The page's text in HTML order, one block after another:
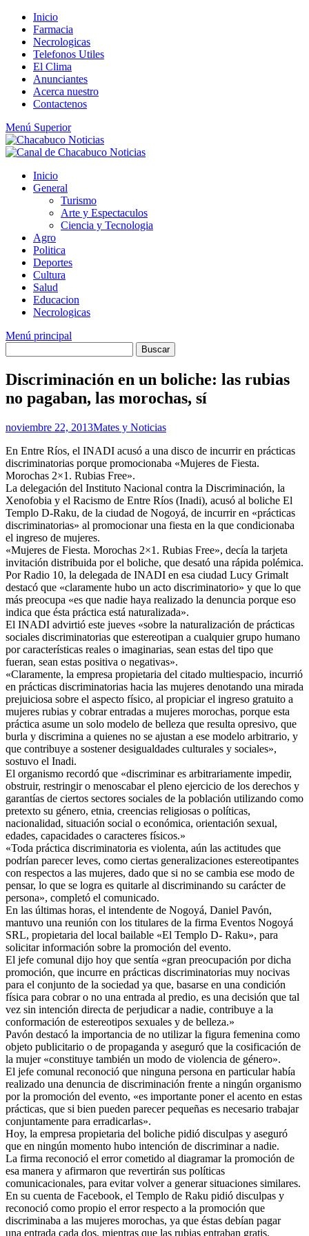
Saltar
contenido
Inicio
Farmacia
Necrologicas
Telefonos Utiles
El Clima
Anunciantes
Acerca nuestro
Contactenos
Menú Superior
Inicio
General
Turismo
Arte y Espectaculos
Ciencia y Tecnologia
Agro
Politica
Deportes
Cultura
Salud
Educacion
Necrologicas
Menú principal
Discriminación en un boliche: las rubias
no pagaban, las morochas, sí
noviembre 22, 2013Mates y Noticias
En Entre Ríos, el INADI acusó a una disco de incurrir en prácticas
discriminatorias porque promocionaba «Mujeres de Fiesta.
Morochas 2×1. Rubias Free».
La delegación del Instituto Nacional contra la Discriminación, la
Xenofobia y el Racismo de Entre Ríos (Inadi), acusó al boliche El
Templo D-Raku, de la ciudad de Nogoyá, de incurrir en «prácticas
discriminatorias» al promocionar una fiesta en la que condicionaba
el ingreso de mujeres.
«Mujeres de Fiesta. Morochas 2×1. Rubias Free», decía la tarjeta
invitación distribuida por el boliche, que desató una rápida polémica.
Por Radio 10, la delegada de INADI en esa ciudad Lucy Grimalt
destacó que «claramente hubo un acto discriminatorio» y que lo que
más preocupa «es que nadie haya realizado la denuncia porque eso
indica que ésta práctica está naturalizada».
El INADI advirtió este jueves «sobre la naturalización de prácticas
sociales discriminatorias que estereotipan a cualquier grupo humano
por características reales o imaginarias, sean estas del tipo que
fueran, sean estas positiva o negativas».
«Claramente, la empresa propietaria del citado multiespacio, incurrió
en prácticas discriminatorias hacia las mujeres denotando una mirada
prejuiciosa sobre el aspecto físico, al propiciar el ingreso gratuito a
mujeres rubias y cobrar entradas a mujeres morochas, porque esta
práctica asume un solo modelo de belleza que resulta opresivo, que
burla y discrimina a quienes no se ajustan a ese modelo arbitrario, y
que contribuye a sostener desigualdades culturales y sociales»,
sostuvo el Inadi.
El organismo recordó que «discriminar es arbitrariamente impedir,
obstruir, restringir o menoscabar el pleno ejercicio de los derechos y
garantías de ciertos sectores sociales de la población utilizando como
pretexto su género, etnia, creencias religiosas o políticas,
nacionalidad, situación social o económica, orientación sexual,
edades, capacidades o caracteres físicos.»
«Toda práctica discriminatoria es violenta, aún las actitudes que
podrían parecer leves, como ciertas generalizaciones estereotipantes
con respectos a las mujeres, dado que si no se cambia ese modo de
pensar, lo que se logra es quitarle al discriminando su carácter de
persona», completó el comunicado.
En las últimas horas, el intendente de Nogoyá, Daniel Pavón,
mantuvo una reunión con los titulares de la firma Eventos Nogoyá
SRL, propietaria del local bailable «El Templo D- Raku», para
solicitar información sobre la promoción del evento.
El jefe comunal dijo hoy que sentía «gran preocupación por dicha
promoción, que incurre en prácticas discriminatorias muy nocivas
para el conjunto de la sociedad ya que, basarse en una condición
física para cobrar o no una entrada al predio, es una decisión que tal
vez sin intención directa de perjudicar a nadie, contribuye a la
conformación de estereotipos sexuales y de belleza.»
Pavón destacó la importancia de no utilizar la figura femenina como
objeto publicitario o de propaganda y aseguró que la cosificación de
la mujer «constituye también un modo de violencia de género».
El jefe comunal reconoció que ninguna persona en particular había
realizado una denuncia de discriminación frente a ningún organismo
por la promoción del evento, «es importante poner el acento en estas
prácticas, que si bien pueden parecer pequeñas es necesario trabajar
conjuntamente para erradicarlas».
Hoy, la empresa propietaria del boliche pidió disculpas y aseguró
que en ningún momento hubo intención de discriminar a nadie.
La firma reconoció el error cometido al diagramar la promoción de
esa manera y afirmaron que revertirán sus políticas
comunicacionales, para evitar volver a generar situaciones similares.
En su cuenta de Facebook, el Templo de Raku pidió disculpas y
reconoció como propio el error respecto a la promoción que
discriminaba a las mujeres morochas, ya que éstas debían pagar
una entrada cada dos, mientras que las rubias entraban gratis.